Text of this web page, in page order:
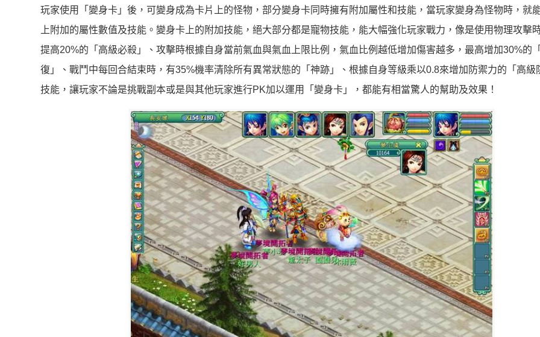
玩家使用「變身卡」後，可變身成為卡片上的怪物，部分變身卡同時擁有附加屬性和技能，當玩家變身為怪物時，就
上附加的屬性數值及技能。變身卡上的附加技能，絕大部分都是寵物技能，能大幅強化玩家戰力，像是使用物理攻擊
提高20%的「高級必殺」、攻擊時根據自身當前氣血與氣血上限比例，氣血比例越低增加傷害越多，最高增加30%的
復」、戰鬥中每回合結束時，有35%機率清除所有異常狀態的「神跡」、根據自身等級乘以0.8來增加防禦力的「高級
技能，讓玩家不論是挑戰副本或是與其他玩家進行PK加以運用「變身卡」，都能有相當驚人的幫助及效果！